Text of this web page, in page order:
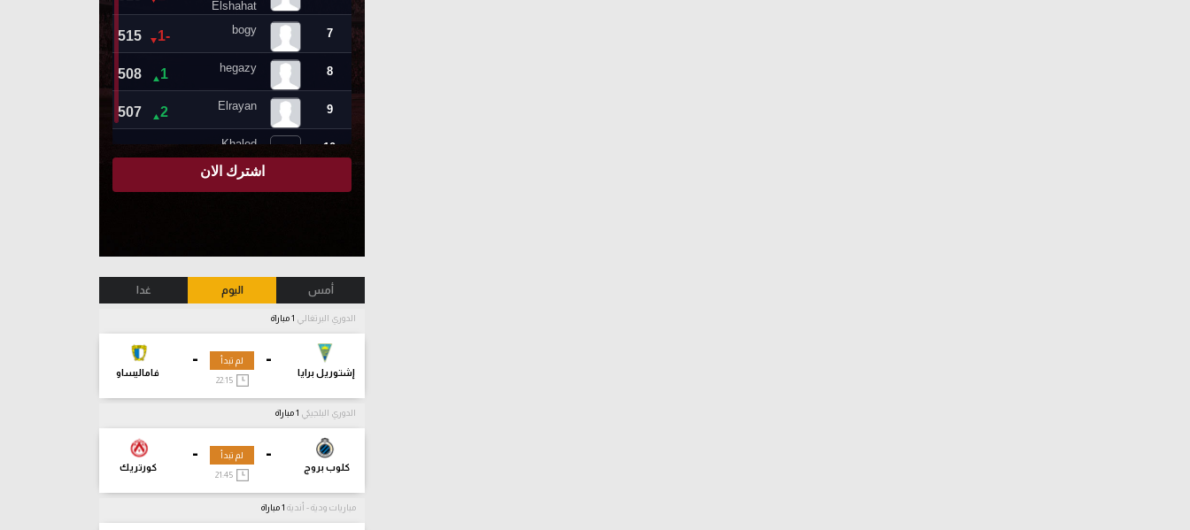
أمس اليوم غدا
الدوري البرتغالي
-
إشتوريل برايا
-
فاماليساو
لم تبدأ
22:15
الدوري البلجيكي
-
كلوب بروج
-
كورتريك
لم تبدأ
مباريات ودية - أندية